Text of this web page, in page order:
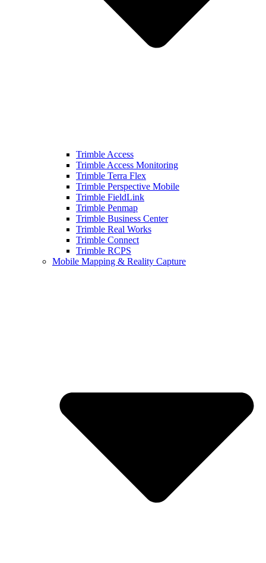
Trimble Access
Trimble Access Monitoring
Trimble Terra Flex
Trimble Perspective Mobile
Trimble FieldLink
Trimble Penmap
Trimble Business Center
Trimble Real Works
Trimble Connect
Trimble RCPS
Mobile Mapping & Reality Capture